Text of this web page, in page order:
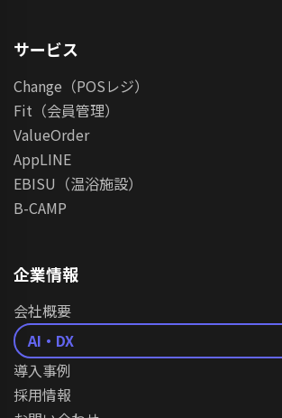
サービス
Change（POSレジ）
Fit（会員管理）
ValueOrder
AppLINE
EBISU（温浴施設）
B-CAMP
企業情報
会社概要
AI・DX
導入事例
採用情報